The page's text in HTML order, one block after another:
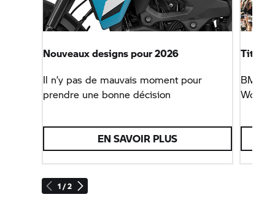
1 / 2
Nouveaux designs pour 2026
Il n’y pas de mauvais moment pour
prendre une bonne décision
EN SAVOIR PLUS
Titre
BMW